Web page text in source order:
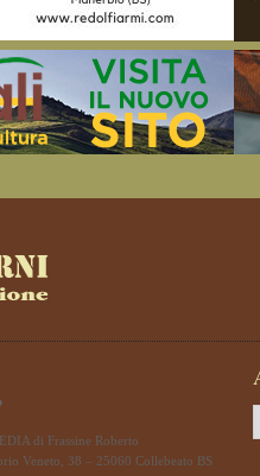
di Frassine Roberto
Veneto, 38 – 25060 Collebeato BS